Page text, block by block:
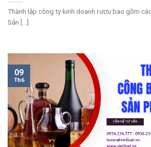
Thành lập công ty kinh doanh rượu bao gồm
Sản [...]
09
Th6